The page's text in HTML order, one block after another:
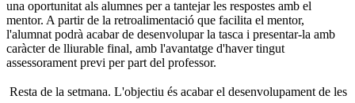
una oportunitat als alumnes per a tantejar les respostes amb el
mentor. A partir de la retroalimentació que facilita el mentor,
l'alumnat podrà acabar de desenvolupar la tasca i presentar-la amb
caràcter de lliurable final, amb l'avantatge d'haver tingut
assessorament previ per part del professor.
 Resta de la setmana. L'objectiu és acabar el desenvolupament de les